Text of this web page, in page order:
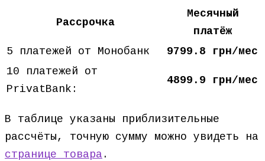
Рассрочка
Месячный
платёж
5 платежей от Монобанк
9799.8 грн/мес
10 платежей от
PrivatBank:
4899.9 грн/мес
В таблице указаны приблизительные
рассчёты, точную сумму можно увидеть на
странице товара .